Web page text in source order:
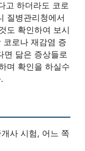
고 하더라도 코로
질병관리청에서
도 확인하여 보시
코로나 재감염 증
면 닮은 증상들로
며 확인을 하실수
사 시험, 어느 쪽